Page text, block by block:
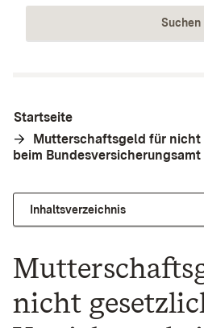
Suchen
Startseite
Mutterschaftsgeld für
beim
Inhaltsverzeichnis
nicht